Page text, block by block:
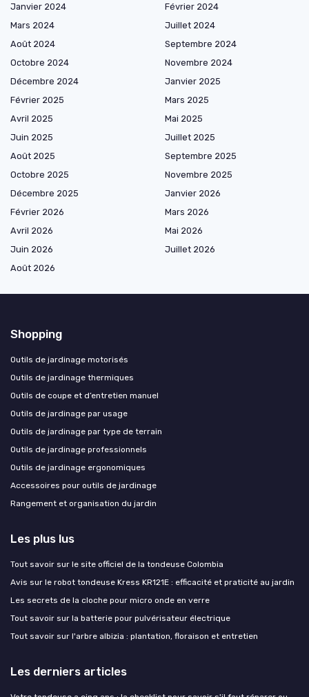
Janvier 2024
Février 2024
Mars 2024
Juillet 2024
Août 2024
Septembre 2024
Octobre 2024
Novembre 2024
Décembre 2024
Janvier 2025
Février 2025
Mars 2025
Avril 2025
Mai 2025
Juin 2025
Juillet 2025
Août 2025
Septembre 2025
Octobre 2025
Novembre 2025
Décembre 2025
Janvier 2026
Février 2026
Mars 2026
Avril 2026
Mai 2026
Juin 2026
Juillet 2026
Août 2026
Shopping
Outils de jardinage motorisés
Outils de jardinage thermiques
Outils de coupe et d’entretien manuel
Outils de jardinage par usage
Outils de jardinage par type de terrain
Outils de jardinage professionnels
Outils de jardinage ergonomiques
Accessoires pour outils de jardinage
Rangement et organisation du jardin
Les plus lus
Tout savoir sur le site officiel de la tondeuse Colombia
Avis sur le robot tondeuse Kress KR121E : efficacité et praticité au jardin
Les secrets de la cloche pour micro onde en verre
Tout savoir sur la batterie pour pulvérisateur électrique
Tout savoir sur l'arbre albizia : plantation, floraison et entretien
Les derniers articles